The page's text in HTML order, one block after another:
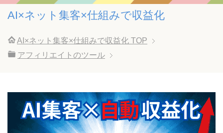
AI×ネット集客×仕組みで収益化
AI×ネット集客×仕組みで収益化 TOP
アフィリエイトのツール